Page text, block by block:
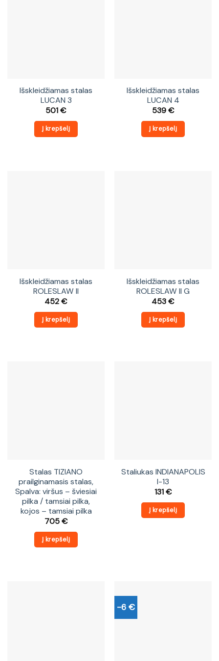
Išskleidžiamas stalas
LUCAN 3
501€
Į krepšelį
Išskleidžiamas stalas
LUCAN 4
539€
Į krepšelį
Išskleidžiamas stalas
ROLESLAW II
452€
Į krepšelį
Išskleidžiamas stalas
ROLESLAW II G
453€
Į krepšelį
Stalas TIZIANO
prailginamasis stalas,
Spalva: viršus – šviesiai
pilka / tamsiai pilka,
kojos – tamsiai pilka
705€
Į krepšelį
Staliukas INDIANAPOLIS
I-13
131€
Į krepšelį
-6 €